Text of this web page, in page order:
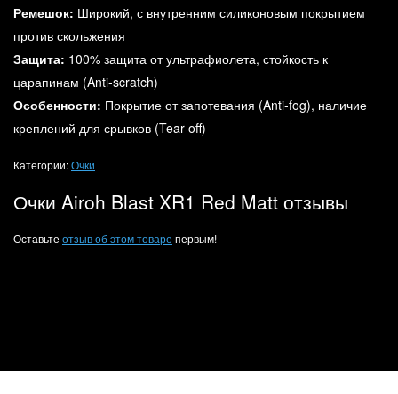
Ремешок: Широкий, с внутренним силиконовым покрытием
против скольжения
Защита: 100% защита от ультрафиолета, стойкость к
царапинам (Anti-scratch)
Особенности: Покрытие от запотевания (Anti-fog), наличие
креплений для срывков (Tear-off)
Категории:Очки
Очки Airoh Blast XR1 Red Matt отзывы
Оставьте отзыв об этом товаре первым!